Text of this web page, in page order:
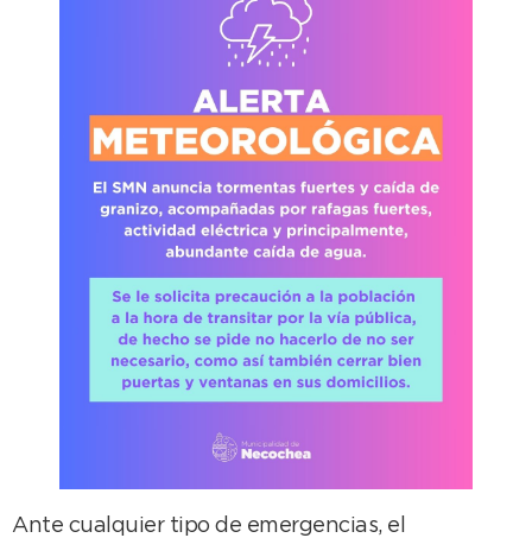
Ante cualquier tipo de emergencias, el